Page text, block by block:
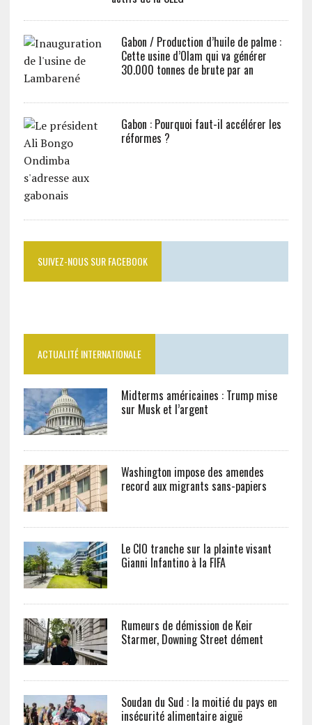
Gabon / Production d’huile de palme :
Cette usine d’Olam qui va générer
30.000 tonnes de brute par an
Gabon : Pourquoi faut-il accélérer les
réformes ?
SUIVEZ-NOUS SUR FACEBOOK
ACTUALITÉ INTERNATIONALE
Midterms américaines : Trump mise
sur Musk et l’argent
Washington impose des amendes
record aux migrants sans-papiers
Le CIO tranche sur la plainte visant
Gianni Infantino à la FIFA
Rumeurs de démission de Keir
Starmer, Downing Street dément
Soudan du Sud : la moitié du pays en
insécurité alimentaire aiguë